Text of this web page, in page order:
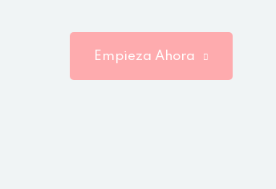
Empieza Ahora